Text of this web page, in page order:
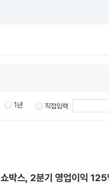
1년 직접입력
쇼박스, 2분기 영업이익